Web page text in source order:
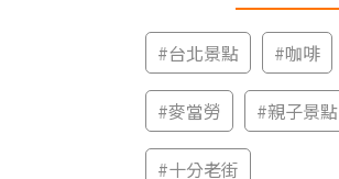
#台北景點 #咖啡
#麥當勞 #親子景點
#十分老街